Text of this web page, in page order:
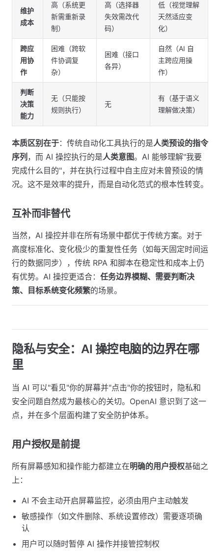
维护
成本
高（系统更
新需重新录
制）
高（选择器
失效需改代
码）
低（视觉理解
天然适应变
化）
跨应
用协
作
困难（跨软
件协调复
杂）
困难（接口
各异）
自然（AI 自
主跨应用操
作）
判断
决策
能力
无（只能按
规则执行）
无
有（基于语义
理解做决策）
本质区别在于：传统自动化工具执行的是人类预设的指令
序列 ，而 AI 操控执行的是人类意图。AI 能够理解"我要
完成什么目的"，并在执行过程中自主应对未曾预设的情
况。这不是效率的提升，而是自动化范式的根本性转变。
互补而非替代
当然，AI 操控并非在所有场景中都优于传统方案。对于
高度标准化、变化极少的重复性任务（如每天固定时间运
行的数据同步），传统 RPA 和脚本在稳定性和成本上仍
有优势。AI 操控更适合： 任务边界模糊、需要判断决
策、目标系统变化频繁的场景。
隐私与安全：AI 操控电脑的边界在哪
里
当 AI 可以"看见"你的屏幕并"点击"你的按钮时，隐私和
安全问题自然成为最核心的关切。OpenAI 意识到了这一
点，并在多个层面构建了安全防护体系。
用户授权是前提
所有屏幕感知和操作能力都建立在明确的用户授权基础之
上：
AI 不会主动开启屏幕监控，必须由用户主动触发
敏感操作（如文件删除、系统设置修改）需要逐项确
认
用户可以随时暂停 AI 操作并接管控制权